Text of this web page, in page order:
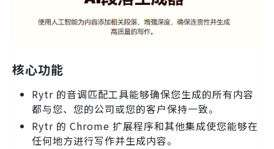
核心功能
Rytr 的音调匹配工具能够确保您生成的所有内容
都与您、您的公司或您的客户保持一致。
Rytr 的 Chrome 扩展程序和其他集成使您能够在
任何地方进行写作并生成内容。